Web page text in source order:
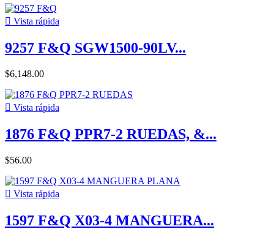
 Vista rápida
9257 F&Q SGW1500-90LV...
$6,148.00
 Vista rápida
1876 F&Q PPR7-2 RUEDAS, &...
$56.00
 Vista rápida
1597 F&Q X03-4 MANGUERA...